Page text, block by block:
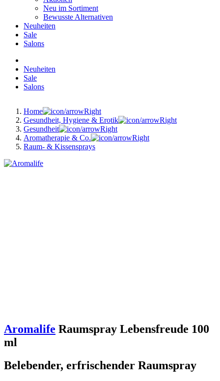
Neu im Sortiment
Bewusste Alternativen
Neuheiten
Sale
Salons
Neuheiten
Sale
Salons
Home
Gesundheit, Hygiene & Erotik
Gesundheit
Aromatherapie & Co.
Raum- & Kissensprays
Aromalife Raumspray Lebensfreude 100
ml
Belebender, erfrischender Raumspray